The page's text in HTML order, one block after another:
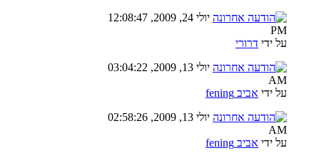
יולי 24, 2009, 12:08:47
PM
על ידי דרורי
יולי 13, 2009, 03:04:22
AM
על ידי אביב fening
יולי 13, 2009, 02:58:26
AM
על ידי אביב fening